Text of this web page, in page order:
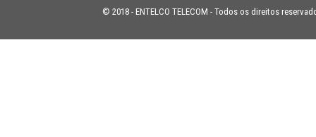
© 2018 - ENTELCO TELECOM - Todos os direitos